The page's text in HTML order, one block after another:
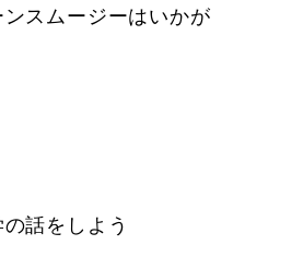
スムージーはいかが
話をしよう